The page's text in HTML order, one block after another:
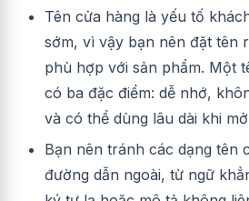
Tên cửa hàng là yếu tố
sớm, vì vậy bạn nên đặt tên
phù hợp với sản phẩm. Một
có ba đặc điểm: dễ nhớ,
và có thể dùng lâu dài khi
Bạn nên tránh các dạng tên
đường dẫn ngoài, từ ngữ